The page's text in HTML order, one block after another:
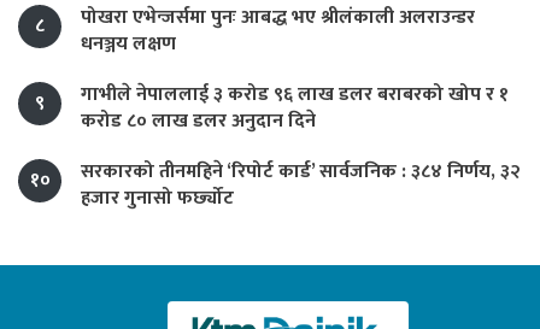
८
पोखरा एभेन्जर्समा पुनः आबद्ध भए श्रीलंकाली अलराउन्डर
धनञ्जय लक्षण
९
गाभीले नेपाललाई ३ करोड ९६ लाख डलर बराबरको खोप र १
करोड ८० लाख डलर अनुदान दिने
१०
सरकारको तीनमहिने ‘रिपोर्ट कार्ड’ सार्वजनिक : ३८४ निर्णय, ३२
हजार गुनासो फर्छ्योट